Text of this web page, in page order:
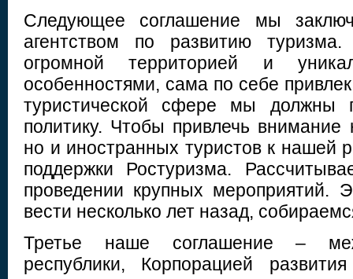
Следующее соглашение мы
агентством по развитию
огромной территорией и
особенностями, сама по себе
туристической сфере мы должны
политику. Чтобы привлечь внимание
но и иностранных туристов к нашей
поддержки Ростуризма.
проведении крупных мероприятий.
вести несколько лет назад,
Третье наше соглашение –
республики, Корпорацией